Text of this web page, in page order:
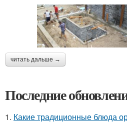
читать дальше →
Последние
1. Какие традиционные блюда